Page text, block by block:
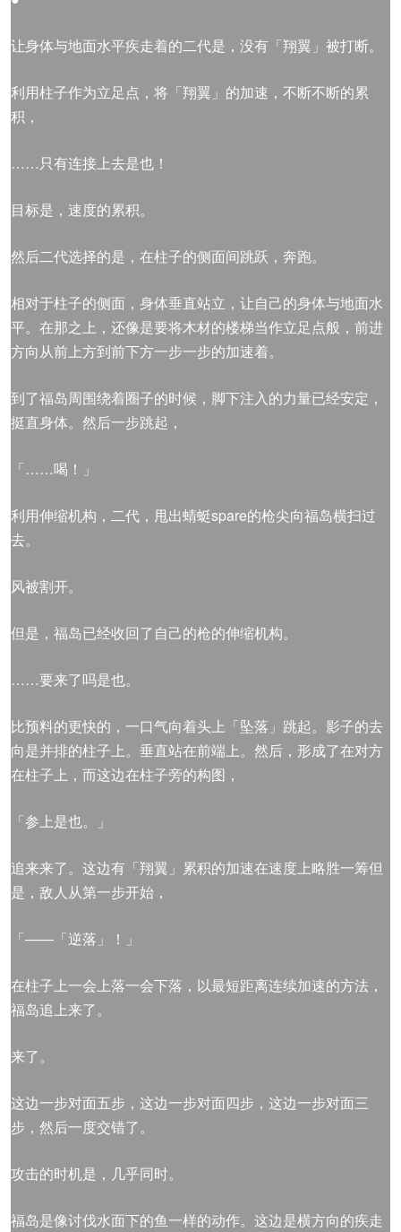
让身体与地面水平疾走着的二代是，没有「翔翼」被打断。
利用柱子作为立足点，将「翔翼」的加速，不断不断的累
积，
……只有连接上去是也！
目标是，速度的累积。
然后二代选择的是，在柱子的侧面间跳跃，奔跑。
相对于柱子的侧面，身体垂直站立，让自己的身体与地面水
平。在那之上，还像是要将木材的楼梯当作立足点般，前进
方向从前上方到前下方一步一步的加速着。
到了福岛周围绕着圈子的时候，脚下注入的力量已经安定，
挺直身体。然后一步跳起，
「……喝！」
利用伸缩机构，二代，甩出蜻蜓spare的枪尖向福岛横扫过
去。
风被割开。
但是，福岛已经收回了自己的枪的伸缩机构。
……要来了吗是也。
比预料的更快的，一口气向着头上「坠落」跳起。影子的去
向是并排的柱子上。垂直站在前端上。然后，形成了在对方
在柱子上，而这边在柱子旁的构图，
「参上是也。」
追来来了。这边有「翔翼」累积的加速在速度上略胜一筹但
是，敌人从第一步开始，
「——「逆落」！」
在柱子上一会上落一会下落，以最短距离连续加速的方法，
福岛追上来了。
来了。
这边一步对面五步，这边一步对面四步，这边一步对面三
步，然后一度交错了。
攻击的时机是，几乎同时。
福岛是像讨伐水面下的鱼一样的动作。这边是横方向的疾走